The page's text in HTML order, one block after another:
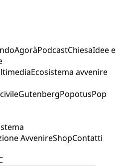
AgoràPodcastChiesaIdee e
Ecosistema avvenire
GutenbergPopotusPop
AvvenireShopContatti